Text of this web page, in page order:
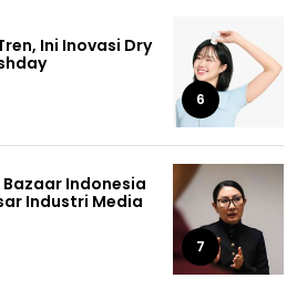
Ini Inovasi Dry
6
Indonesia
Industri Media
7